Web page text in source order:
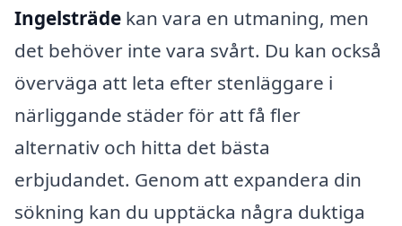
Ingelsträde kan vara en utmaning, men
det behöver inte vara svårt. Du kan också
överväga att leta efter stenläggare i
närliggande städer för att få fler
alternativ och hitta det bästa
erbjudandet. Genom att expandera din
sökning kan du upptäcka några duktiga